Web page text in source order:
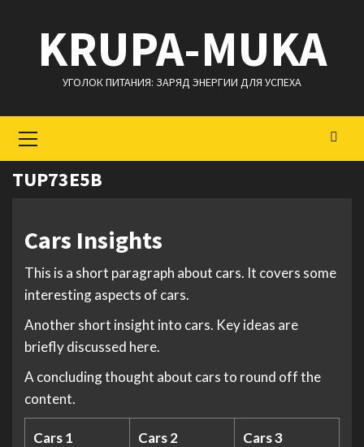
содержимому
KRUPA-MUKA
УГОЛОК ПИТАНИЯ: ЗАРЯД ЭНЕРГИИ ДЛЯ УСПЕХА
меню
TUP73E5B
Cars Insights
This is a short paragraph about cars. It covers some
interesting aspects of cars.
Another short insight into cars. Key ideas are
briefly discussed here.
A concluding thought about cars to round off the
content.
Cars 1 Cars 2 Cars 3